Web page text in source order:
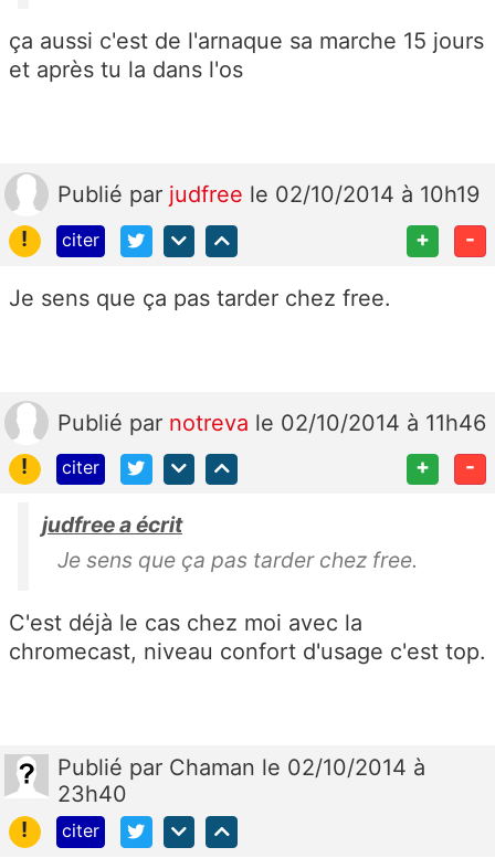
ça aussi c'est de l'arnaque sa marche 15 jours
et après tu la dans l'os
Publié par judfree le 02/10/2014 à 10h19
!
citer + -
Je sens que ça pas tarder chez free.
Publié par notreva le 02/10/2014 à 11h46
!
citer + -
judfree a écrit
Je sens que ça pas tarder chez free.
C'est déjà le cas chez moi avec la
chromecast, niveau confort d'usage c'est top.
Publié par Chaman le 02/10/2014 à
23h40
!
citer